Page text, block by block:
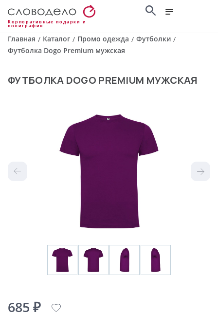
Корпоративные подарки и
полиграфия
Главная / Каталог / Промо одежда / Футболки /
Футболка Dogo Premium мужская
ФУТБОЛКА DOGO PREMIUM МУЖСКАЯ
685 ₽